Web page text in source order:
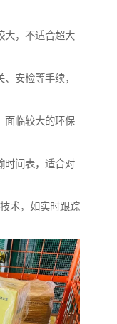
大，不适合超大
安检等手续，
面临较大的环保
时间表，适合对
术，如实时跟踪